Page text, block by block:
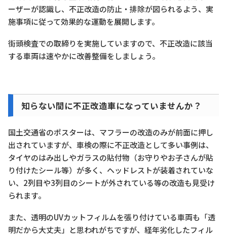
ーザーが認識し、不正改造の防止・排除が図られるよう、実
施事項に従って効果的な運動を展開します。
街頭検査での取締りを実施していますので、不正改造に該当
する車両は速やかに改善整備をしましょう。
知らない間に不正改造車になっていませんか？
国土交通省のポスターは、マフラーの改造のみが前面に押し
出されていますが、車検の際に不正改造として多い事例は、
タイヤのはみ出しやガラスの貼付物（お守りやお子さんが貼
り付けたシール等）が多く、ヘッドレストが装着されていな
い、2列目や3列目のシートが外されている等の改造も見受け
られます。
また、透明のUVカットフィルムを張り付けている車両も「透
明だから大丈夫」と思われがちですが、経年劣化したフィル